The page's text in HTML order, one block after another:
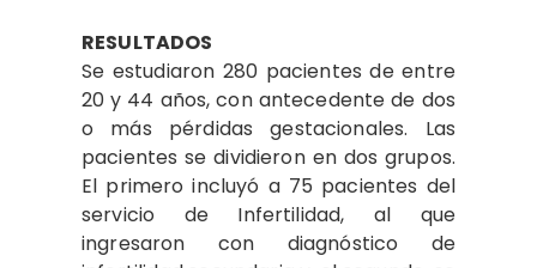
RESULTADOS
Se estudiaron 280 pacientes de entre
20 y 44 años, con antecedente de dos
o más pérdidas gestacionales. Las
pacientes se dividieron en dos grupos.
El primero incluyó a 75 pacientes del
servicio de Infertilidad, al que
ingresaron con diagnóstico de